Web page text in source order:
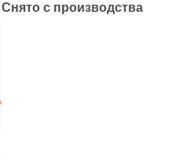
Снято с производства